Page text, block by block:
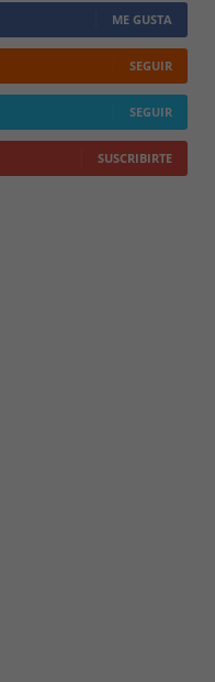
ME GUSTA
SEGUIR
SEGUIR
SUSCRIBIRTE